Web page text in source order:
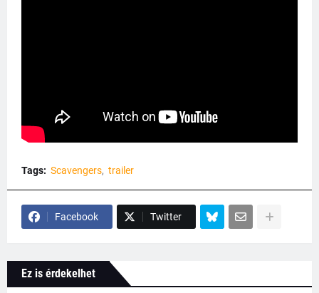
Tags: Scavengers trailer
Facebook Twitter
Ez is érdekelhet